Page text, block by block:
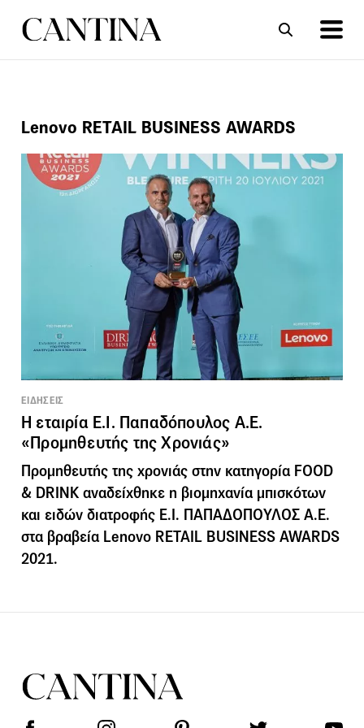
ΣΥΝΤΑΓΕΣ ΑΡΘΡΑ
Lenovo RETAIL BUSINESS AWARDS
ΕΙΔΗΣΕΙΣ
Η εταιρία Ε.Ι. Παπαδόπουλος Α.Ε.
«Προμηθευτής της Χρονιάς»
Προμηθευτής της χρονιάς στην κατηγορία FOOD
& DRINK αναδείχθηκε η βιομηχανία μπισκότων
και ειδών διατροφής Ε.Ι. ΠΑΠΑΔΟΠΟΥΛΟΣ Α.Ε.
στα βραβεία Lenovo RETAIL BUSINESS AWARDS
2021.